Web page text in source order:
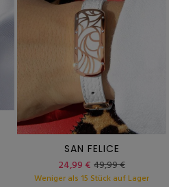
SAN FELICE
24,99 € 49,99 €
Weniger als 15 Stück auf Lager